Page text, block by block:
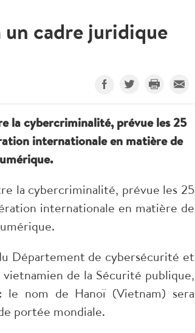
cadre juridique
la cybercriminalité, prévue les 25
internationale en matière de
la cybercriminalité, prévue les 25
internationale en matière de
Département de cybersécurité et
de la Sécurité publique,
nom de Hanoï (Vietnam) sera
portée mondiale.